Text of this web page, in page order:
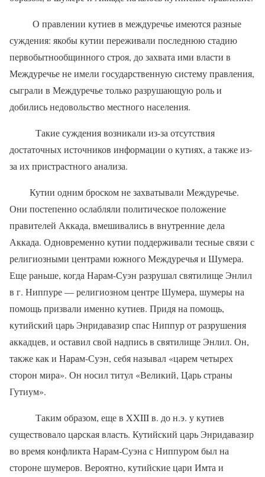
О правлении кутиев в междуречье имеются разные
суждения: якобы кутии переживали последнюю стадию
первобытнообщинного строя, до захвата ими власти в
Междуречье не имели государственную систему правления,
сыграли в Междуречье только разрушающую роль и
добились недовольство местного населения.
Такие суждения возникали из-за отсутствия
достаточных источников информации о кутиях, а также из-
за их пристрастного анализа.
Кутии одним броском не захватывали Междуречье.
Они постепенно ослабляли политическое положение
правителей Аккада, вмешивались в внутренние дела
Аккада. Одновременно кутии поддерживали тесные связи с
религиозными центрами южного Междуречья и Шумера.
Еще раньше, когда Нарам-Суэн разрушал святилище Энлил
в г. Ниппуре — религиозном центре Шумера, шумеры на
помощь призвали именно кутиев. Придя на помощь,
кутийский царь Энридавазир спас Ниппур от разрушения
аккадцев, и оставил свой надпись в святилище Энлил. Он,
также как и Нарам-Суэн, себя называл «царем четырех
сторон мира». Он носил титул «Великий, Царь страны
Гутиум».
Таким образом, еще в XXIIIв. до н.э. у кутиев
существовало царская власть. Кутийский царь Энридавазир
во время конфликта Нарам-Суэна с Ниппуром был на
стороне шумеров. Вероятно, кутийские цари Имта и